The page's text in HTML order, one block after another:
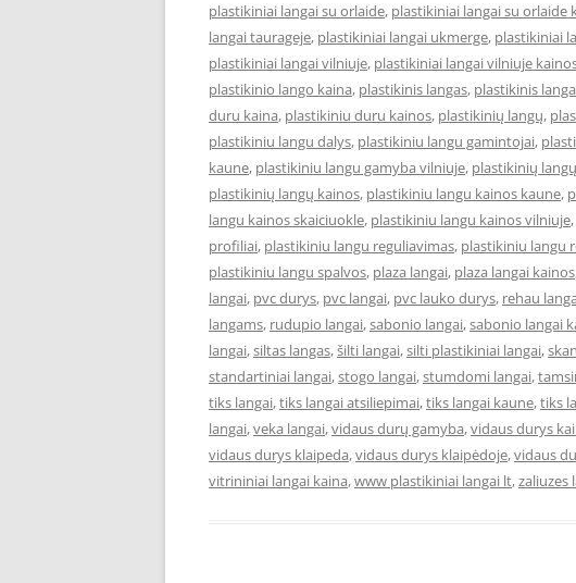
plastikiniai langai su orlaide, plastikiniai langai su orlaide
langai taurageje, plastikiniai langai ukmerge, plastikiniai
plastikiniai langai vilniuje, plastikiniai langai vilniuje
plastikinio lango kaina, plastikinis langas, plastikinis
duru kaina, plastikiniu duru kainos, plastikinių langų,
plastikiniu langu dalys, plastikiniu langu gamintojai,
kaune, plastikiniu langu gamyba vilniuje, plastikinių
plastikinių langų kainos, plastikiniu langu kainos kaune,
langu kainos skaiciuokle, plastikiniu langu kainos vilniuje,
profiliai, plastikiniu langu reguliavimas, plastikiniu langu
plastikiniu langu spalvos, plaza langai, plaza langai kainos
langai, pvc durys, pvc langai, pvc lauko durys, rehau
langams, rudupio langai,sabonio langai,sabonio langai
langai,siltas langas,šilti langai,silti plastikiniai langai,
standartiniai langai,stogo langai,stumdomi langai,
tiks langai,tiks langai atsiliepimai,tiks langai kaune,tiks
langai,veka langai,vidaus durų gamyba,vidaus durys
vidaus durys klaipeda,vidaus durys klaipėdoje,vidaus
vitrininiai langai kaina,www plastikiniai langai lt,zaliuzes